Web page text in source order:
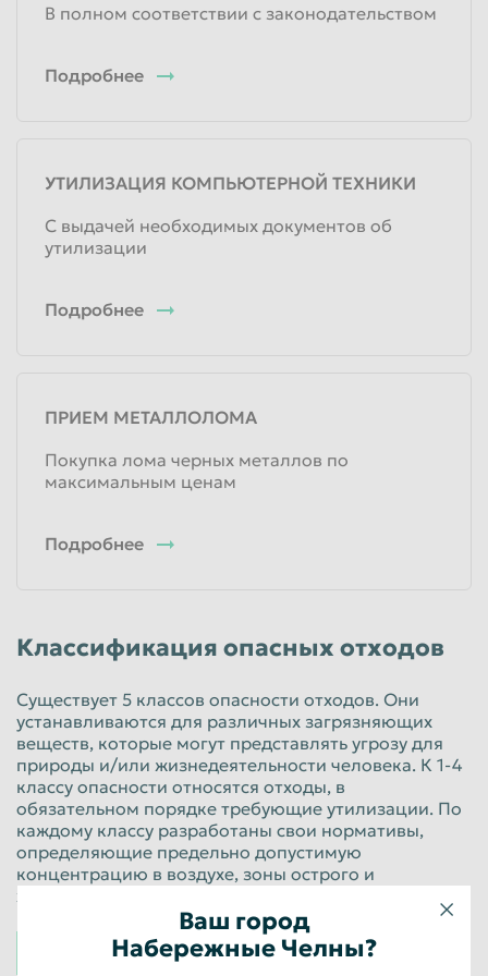
В полном соответствии с законодательством
Подробнее
УТИЛИЗАЦИЯ КОМПЬЮТЕРНОЙ ТЕХНИКИ
С выдачей необходимых документов об
утилизации
Подробнее
ПРИЕМ МЕТАЛЛОЛОМА
Покупка лома черных металлов по
максимальным ценам
Подробнее
Классификация опасных отходов
Существует 5 классов опасности отходов. Они
устанавливаются для различных загрязняющих
веществ, которые могут представлять угрозу для
природы и/или жизнедеятельности человека. К 1-4
классу опасности относятся отходы, в
обязательном порядке требующие утилизации. По
каждому классу разработаны свои нормативы,
определяющие предельно допустимую
концентрацию в воздухе, зоны острого и
хронического воздействия.
К 1 классу относятся вещества чрезвычайно
высокой опасности.
Ваш город
Набережные Челны?